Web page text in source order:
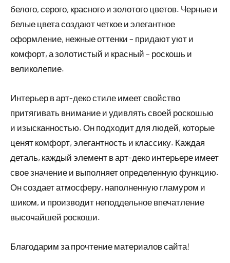
белого, серого, красного и золотого цветов. Черные и
белые цвета создают четкое и элегантное
оформление, нежные оттенки – придают уют и
комфорт, а золотистый и красный – роскошь и
великолепие.
Интерьер в арт-деко стиле имеет свойство
притягивать внимание и удивлять своей роскошью
и изысканностью. Он подходит для людей, которые
ценят комфорт, элегантность и классику. Каждая
деталь, каждый элемент в арт-деко интерьере имеет
свое значение и выполняет определенную функцию.
Он создает атмосферу, наполненную гламуром и
шиком, и производит неподдельное впечатление
высочайшей роскоши.
Благодарим за прочтение материалов сайта!